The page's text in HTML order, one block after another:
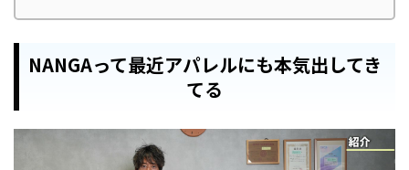
NANGAって最近アパレルにも本気出してき
てる